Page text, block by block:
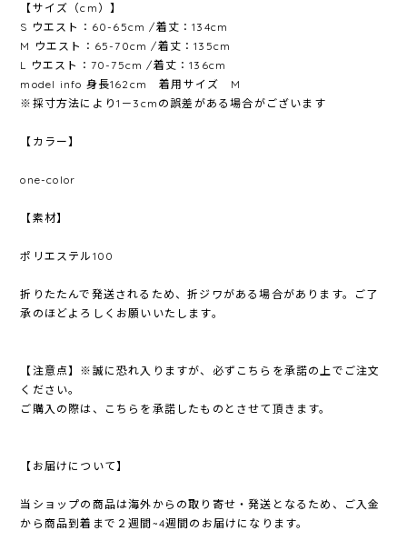
【サイズ（cm）】
S ウエスト：60-65cm /着丈：134cm
M ウエスト：65-70cm /着丈：135cm
L ウエスト：70-75cm /着丈：136cm
model info 身長162cm 着用サイズ M
※採寸方法により1－3cmの誤差がある場合がございます
【カラー】
one-color
【素材】
ポリエステル100
折りたたんで発送されるため、折ジワがある場合があります。ご了
承のほどよろしくお願いいたします。
【注意点】※誠に恐れ入りますが、必ずこちらを承諾の上でご注文
ください。
ご購入の際は、こちらを承諾したものとさせて頂きます。
【お届けについて】
当ショップの商品は海外からの取り寄せ・発送となるため、ご入金
から商品到着まで２週間~4週間のお届けになります。